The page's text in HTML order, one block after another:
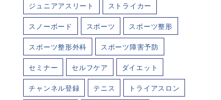
ジュニアアスリート ストライカー
スノーボード スポーツ スポーツ整形
スポーツ整形外科 スポーツ障害予防
セミナー セルフケア ダイエット
チャンネル登録 テニス トライアスロン